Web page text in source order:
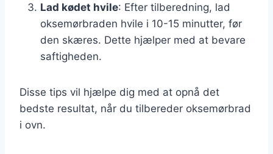
Lad kødet hvile: Efter tilberedning, lad
oksemørbraden hvile i 10-15 minutter, før
den skæres. Dette hjælper med at bevare
saftigheden.
Disse tips vil hjælpe dig med at opnå det
bedste resultat, når du tilbereder oksemørbrad
i ovn.